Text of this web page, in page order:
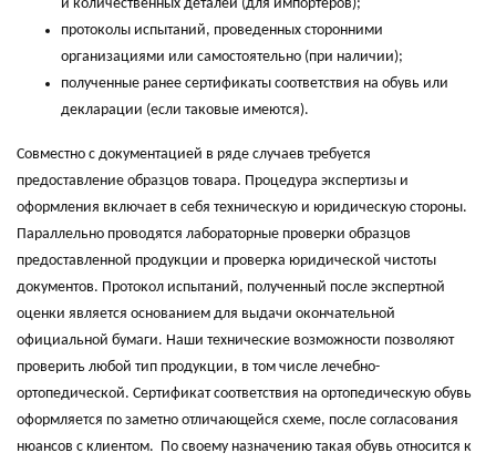
и количественных деталей (для импортеров);
протоколы испытаний, проведенных сторонними
организациями или самостоятельно (при наличии);
полученные ранее сертификаты соответствия на обувь или
декларации (если таковые имеются).
Совместно с документацией в ряде случаев требуется
предоставление образцов товара. Процедура экспертизы и
оформления включает в себя техническую и юридическую стороны.
Параллельно проводятся лабораторные проверки образцов
предоставленной продукции и проверка юридической чистоты
документов. Протокол испытаний, полученный после экспертной
оценки является основанием для выдачи окончательной
официальной бумаги. Наши технические возможности позволяют
проверить любой тип продукции, в том числе лечебно-
ортопедической. Сертификат соответствия на ортопедическую обувь
оформляется по заметно отличающейся схеме, после согласования
нюансов с клиентом. По своему назначению такая обувь относится к